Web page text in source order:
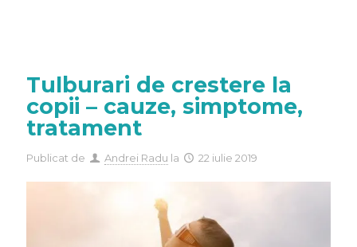
Tulburari de crestere la
copii – cauze, simptome,
tratament
Publicat de Andrei Radu la 22 iulie 2019